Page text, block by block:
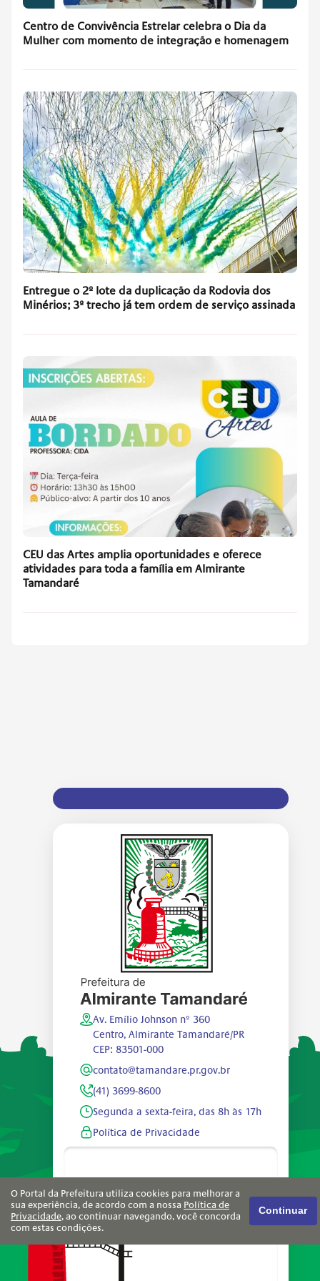
Centro de Convivência Estrelar celebra o Dia da
Mulher com momento de integração e homenagem
Entregue o 2º lote da duplicação da Rodovia dos
Minérios; 3º trecho já tem ordem de serviço assinada
CEU das Artes amplia oportunidades e oferece
atividades para toda a família em Almirante
Tamandaré
Av. Emílio Johnson nº 360
Centro, Almirante Tamandaré/PR
CEP: 83501-000
contato@tamandare.pr.gov.br
(41) 3699-8600
Segunda a sexta-feira, das 8h às 17h
Política de Privacidade
O Portal da Prefeitura utiliza cookies para melhorar a
sua experiência, de acordo com a nossa Política de
Privacidade, ao continuar navegando, você concorda
com estas condições.
Continuar